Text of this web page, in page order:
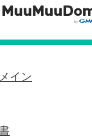
イン